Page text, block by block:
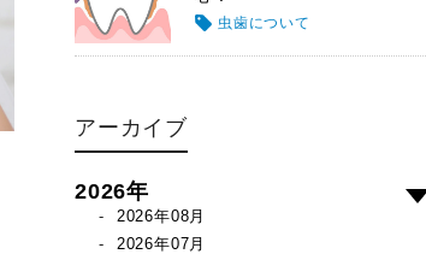
虫歯について
アーカイブ
2026年
2026年08月
2026年07月